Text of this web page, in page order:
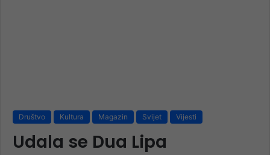
Društvo Kultura Magazin Svijet Vijesti
Udala se Dua Lipa